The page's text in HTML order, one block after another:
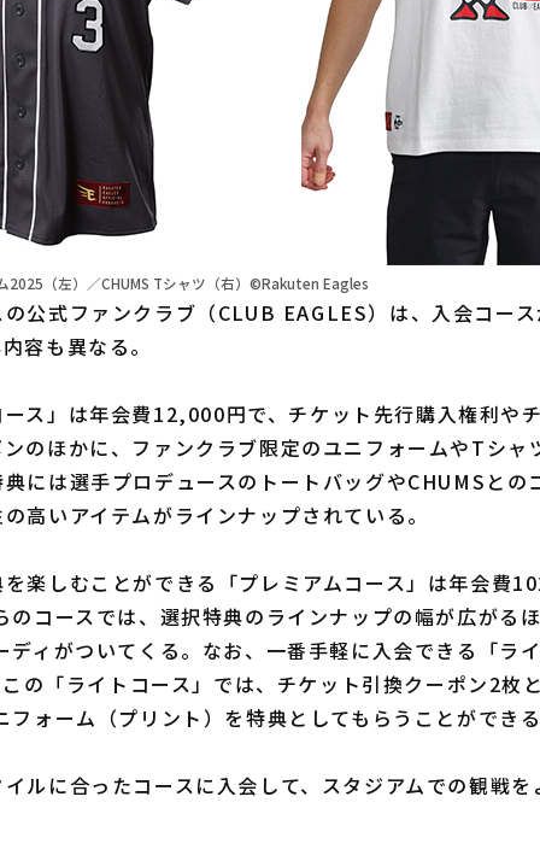
2025（左）／CHUMS Tシャツ（右）©Rakuten Eagles
公式ファンクラブ（CLUB EAGLES）は、入会コー
容も異なる。
ス」は年会費12,000円で、チケット先行購入権利や
のほかに、ファンクラブ限定のユニフォームやTシャ
には選手プロデュースのトートバッグやCHUMSとの
高いアイテムがラインナップされている。
楽しむことができる「プレミアムコース」は年会費
のコースでは、選択特典のラインナップの幅が広がる
ディがついてくる。なお、一番手軽に入会できる「ラ
の「ライトコース」では、チケット引換クーポン2枚
フォーム（プリント）を特典としてもらうことができ
ルに合ったコースに入会して、スタジアムでの観戦を